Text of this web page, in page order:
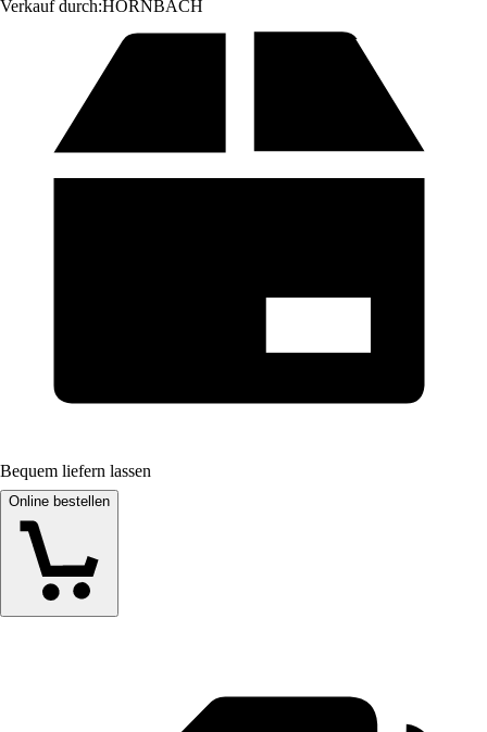
Verkauf durch:HORNBACH
Bequem liefern lassen
Online bestellen